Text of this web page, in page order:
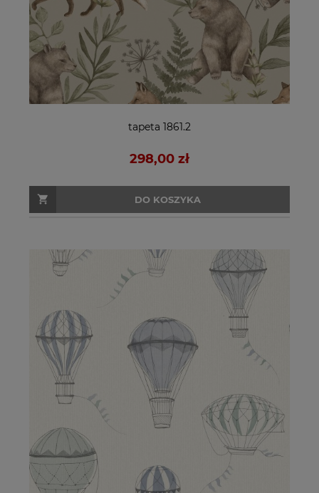
tapeta 1861.2
298,00 zł
DO KOSZYKA